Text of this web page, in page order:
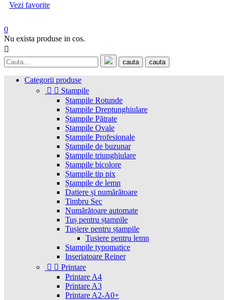
Vezi favorite
0
Nu exista produse in cos.

cauta cauta
Categorii produse
  Stampile
Ștampile Rotunde
Ștampile Dreptunghiulare
Ștampile Pătrate
Ștampile Ovale
Ștampile Profesionale
Ștampile de buzunar
Ştampile triunghiulare
Ștampile bicolore
Ștampile tip pix
Ștampile de lemn
Datiere și numărătoare
Timbru Sec
Numărătoare automate
Tuș pentru ștampile
Tușiere pentru ștampile
Tusiere pentru lemn
Stampile typomatice
Inseriatoare Reiner
  Printare
Printare A4
Printare A3
Printare A2-A0+